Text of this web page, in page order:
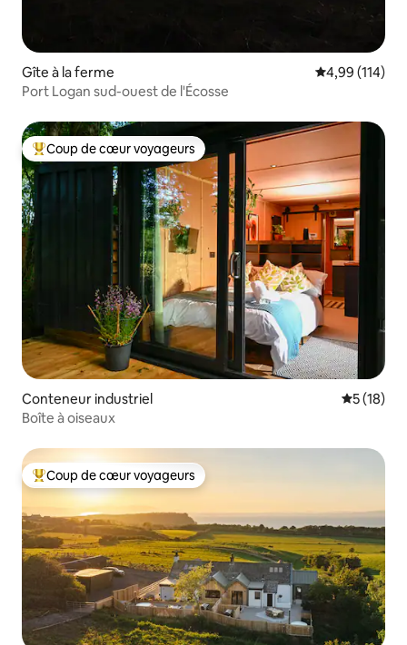
Gîte à la ferme Évaluation
4,99 (114)
Port Logan sud-ouest de l'Écosse
Coups de cœur voyageurs les plus appréciés
Coup de cœur voyageurs
Conteneur industriel
5 (18)
Boîte à oiseaux
Coups de cœur voyageurs les plus appréciés
Coup de cœur voyageurs